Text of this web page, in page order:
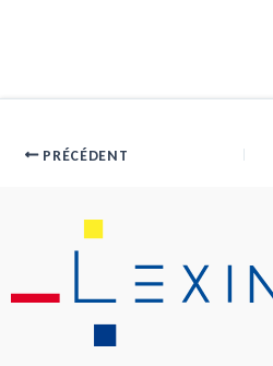
PRÉCÉDENT